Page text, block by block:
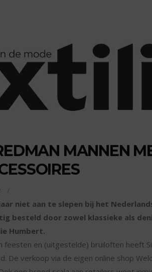
MANNEN
niet aan te slepen bij het
besteld door zowel klassieke als
Humbert.
feesten en (uitgestelde) bruiloften heeft
De verkoop via de eigen online shop